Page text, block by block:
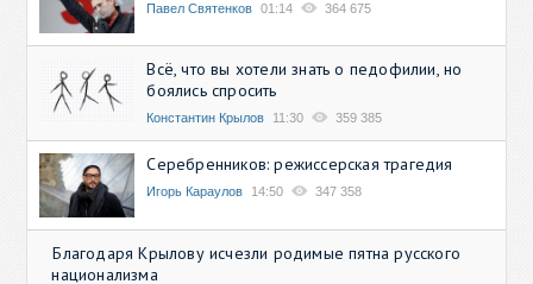
Павел Святенков 01:14 364 675
Всё, что вы хотели знать о педофилии, но
боялись спросить
Константин Крылов 11:30 359 385
Серебренников: режиссерская трагедия
Игорь Караулов 14:50 347 358
Благодаря Крылову исчезли родимые пятна русского
национализма